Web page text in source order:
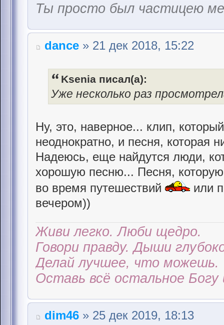
Ты просто был частицею
dance » 21 дек 2018, 15:22
Ksenia писал(а):
Уже несколько раз
Ну, это, наверное... клип,
неоднократно, и песня, которая
Надеюсь, еще найдутся люди,
хорошую песню... Песня,
во время путешествий
или
вечером))
Живи легко. Люби щедро.
Говори правду. Дыши
Делай лучшее, что можешь.
Оставь всё остальное Богу
dim46 » 25 дек 2019, 18:13